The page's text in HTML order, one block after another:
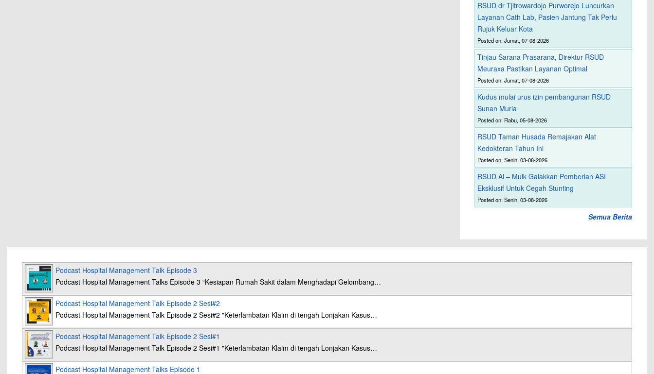
RSUD dr Tjitrowardojo Purworejo Luncurkan
Layanan Cath Lab, Pasien Jantung Tak Perlu
Rujuk Keluar Kota
Posted on: Jumat, 07-08-2026
Tinjau Sarana Prasarana, Direktur RSUD
Meuraxa Pastikan Layanan Optimal
Posted on: Jumat, 07-08-2026
Kudus mulai urus izin pembangunan RSUD
Sunan Muria
Posted on: Rabu, 05-08-2026
RSUD Taman Husada Remajakan Alat
Kedokteran Tahun Ini
Posted on: Senin, 03-08-2026
RSUD Al – Mulk Galakkan Pemberian ASI
Eksklusif Untuk Cegah Stunting
Posted on: Senin, 03-08-2026
Semua Berita
Podcast Hospital Management Talk Episode 3
Podcast Hospital Management Talks Episode 3 “Kesiapan Rumah Sakit dalam Menghadapi Gelombang…
Podcast Hospital Management Talk Episode 2 Sesi#2
Podcast Hospital Management Talk Episode 2 Sesi#2 "Keterlambatan Klaim di tengah Lonjakan Kasus…
Podcast Hospital Management Talk Episode 2 Sesi#1
Podcast Hospital Management Talk Episode 2 Sesi#1 "Keterlambatan Klaim di tengah Lonjakan Kasus…
Podcast Hospital Management Talks Episode 1